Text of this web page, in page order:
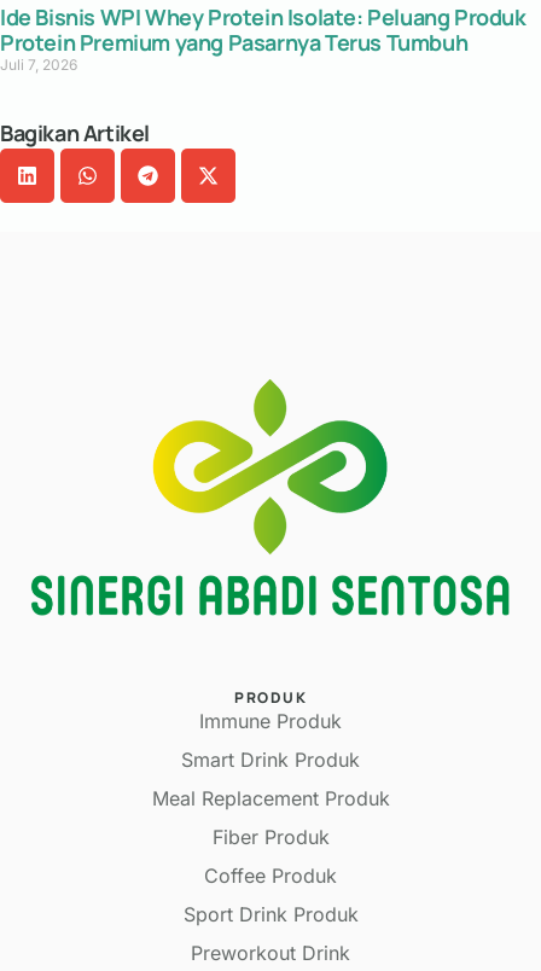
Ide Bisnis WPI Whey Protein Isolate: Peluang Produk
Protein Premium yang Pasarnya Terus Tumbuh
Juli 7, 2026
Bagikan Artikel
PRODUK
Immune Produk
Smart Drink Produk
Meal Replacement Produk
Fiber Produk
Coffee Produk
Sport Drink Produk
Preworkout Drink